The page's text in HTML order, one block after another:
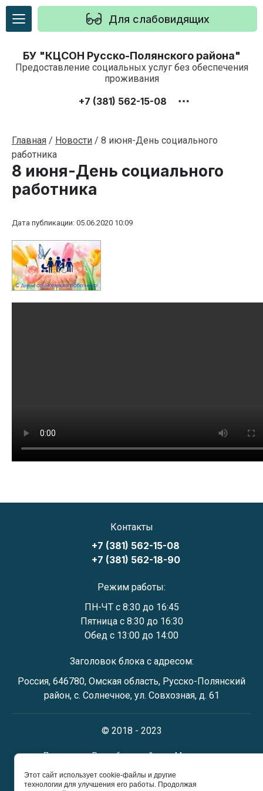
Для слабовидящих
БУ "КЦСОН Русско-Полянского района"
Предоставление социальных услуг без обеспечения
проживания
+7 (381) 562-15-08
Главная / Новости / 8 июня-День социального
работника
8 июня-День социального
работника
Дата публикации: 05.06.2020 10:09
Контакты
+7 (381) 562-15-08
+7 (381) 562-18-90
Режим работы:
ПН-ЧТ с 8:30 до 16:45
Пятница с 8:30 до 16:30
Обед с 13:00 до 14:00
Заголовок блока с адресом:
Россия, 646780, Омская область, Русско-Полянский
район, с. Солнечное, ул. Совхозная, д. 61
© 2018 - 2023
Поддержка.Разработка сайтовв Megagroup.
Этот сайт использует cookie-файлы и другие
технологии для улучшения его работы. Продолжая